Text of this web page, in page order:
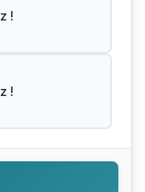
!
!